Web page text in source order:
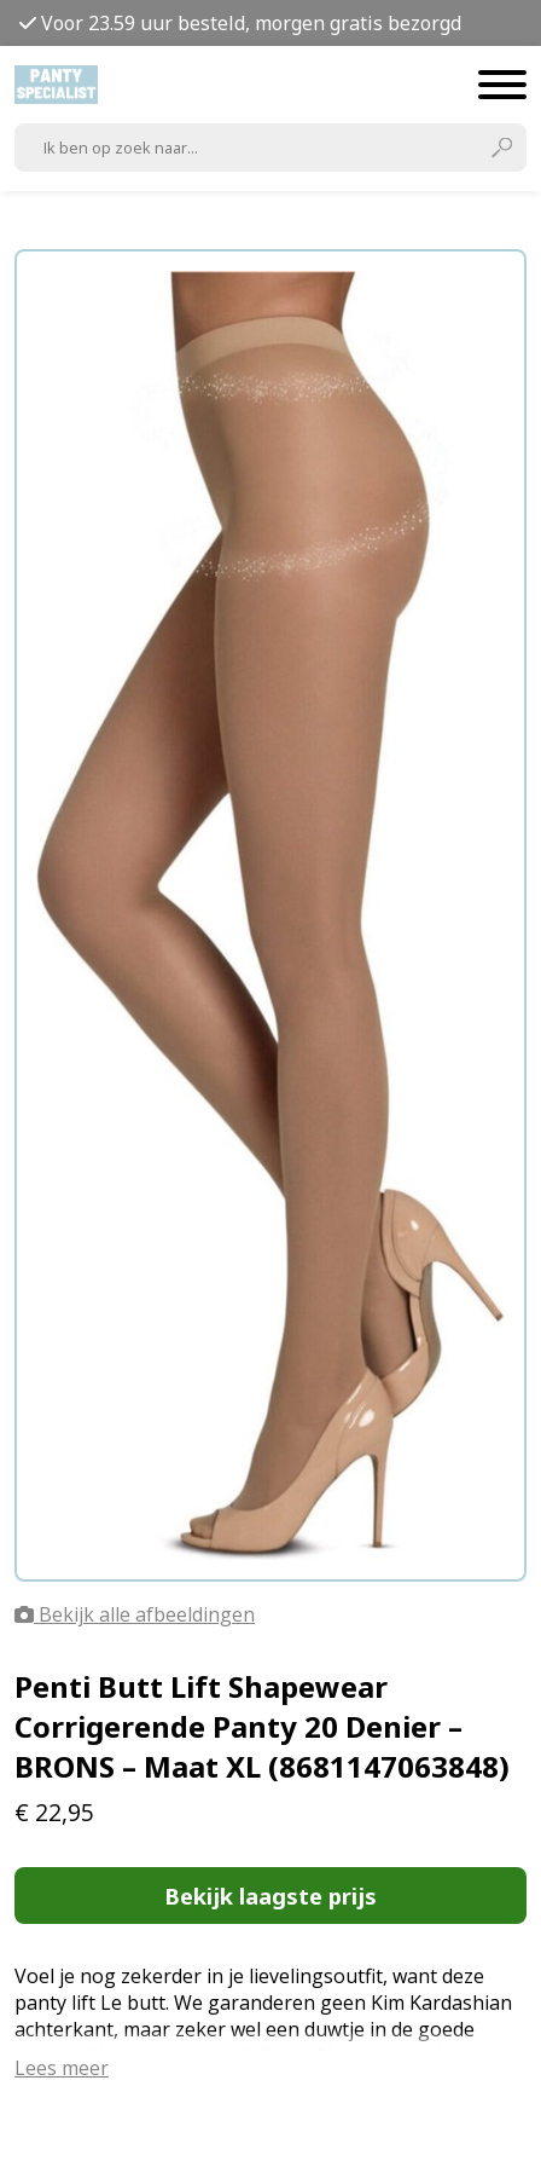
Voor 23.59 uur besteld, morgen gratis bezorgd
Bekijk alle afbeeldingen
Penti Butt Lift Shapewear
Corrigerende Panty 20 Denier –
BRONS – Maat XL (8681147063848)
€ 22,95
Bekijk laagste prijs
Voel je nog zekerder in je lievelingsoutfit, want deze
panty lift Le butt. We garanderen geen Kim Kardashian
achterkant, maar zeker wel een duwtje in de goede
richting. We got your back (butt). Sheer, semi shiny,
reinforced toe, cotton gusset, flat seams, bodyshaper
Lees meer